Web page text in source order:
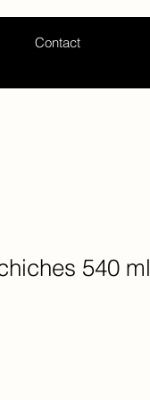
Contact
540 ml